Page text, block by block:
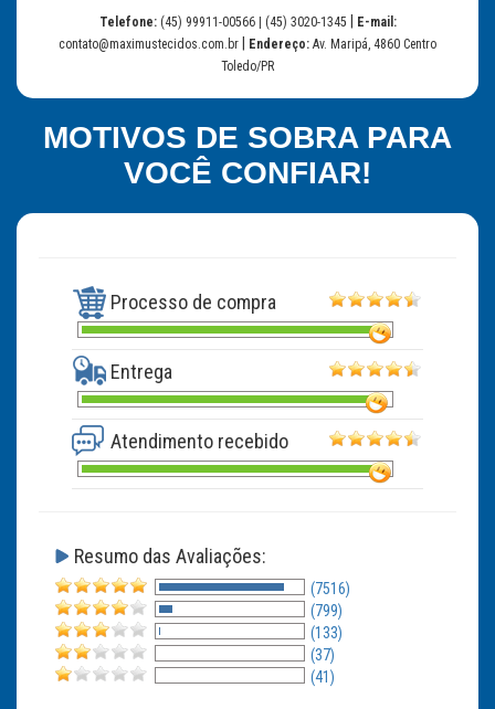
Telefone: (45) 99911-00566 | (45) 3020-1345
E-mail:
contato@maximustecidos.com.br
Endereço: Av. Maripá, 4860 Centro
Toledo/PR
MOTIVOS DE SOBRA PARA
VOCÊ CONFIAR!
Processo de compra
Entrega
Atendimento recebido
Resumo das Avaliações:
(7516)
(799)
(133)
(37)
(41)